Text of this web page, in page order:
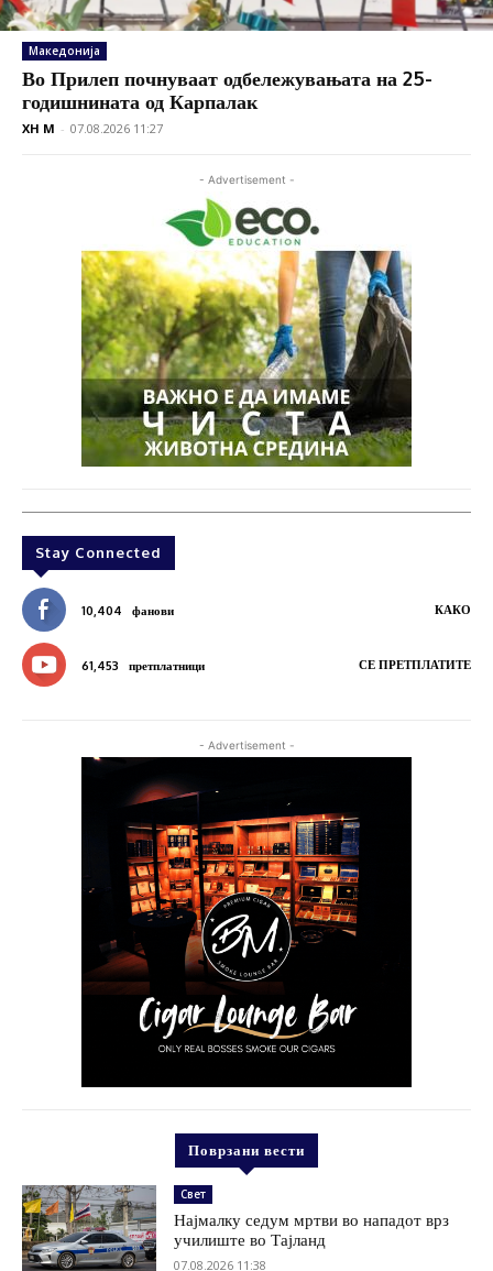
Македонија
Во Прилеп почнуваат одбележувањата на 25-
годишнината од Карпалак
XH M - 07.08.2026 11:27
- Advertisement -
Stay Connected
10,404 фанови КАКО
61,453 претплатници СЕ ПРЕТПЛАТИТЕ
- Advertisement -
Поврзани вести
Свет
Најмалку седум мртви во нападот врз
училиште во Тајланд
07.08.2026 11:38